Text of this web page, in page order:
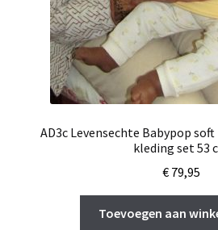
AD3c Levensechte Babypop
kleding set 53
€79,95
Toevoegen aan